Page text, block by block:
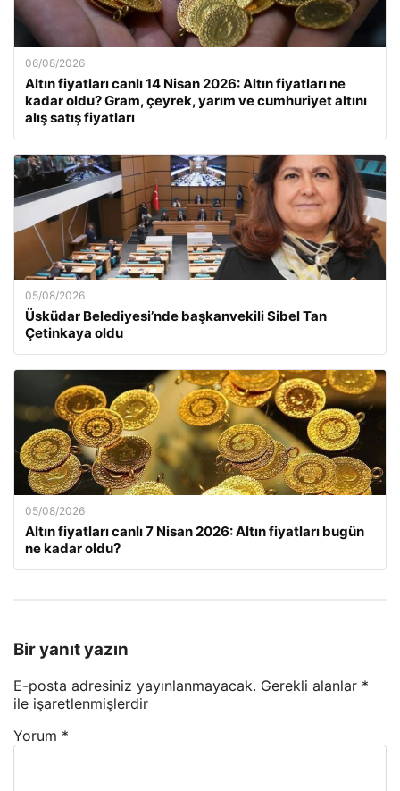
06/08/2026
Altın fiyatları canlı 14 Nisan 2026: Altın fiyatları ne
kadar oldu? Gram, çeyrek, yarım ve cumhuriyet altını
alış satış fiyatları
05/08/2026
Üsküdar Belediyesi’nde başkanvekili Sibel Tan
Çetinkaya oldu
05/08/2026
Altın fiyatları canlı 7 Nisan 2026: Altın fiyatları bugün
ne kadar oldu?
Bir yanıt yazın
E-posta adresiniz yayınlanmayacak. Gerekli alanlar *
ile işaretlenmişlerdir
Yorum *